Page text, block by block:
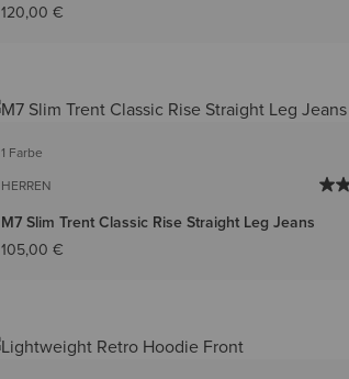
120,00 €
1 Farbe
HERREN
M7 Slim Trent Classic Rise Straight Leg Jeans
105,00 €